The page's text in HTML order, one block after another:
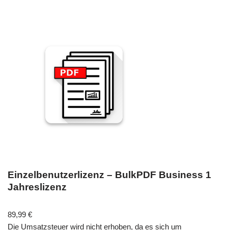
Einzelbenutzerlizenz – BulkPDF Business 1
Jahreslizenz
89,99 €
Die Umsatzsteuer wird nicht erhoben, da es sich um